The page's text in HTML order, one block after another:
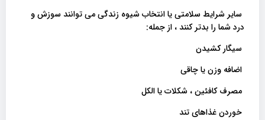
سایر شرایط سلامتی یا انتخاب شیوه زندگی می توانند سوزش و
درد شما را بدتر کنند ، از جمله:
سیگار کشیدن
اضافه وزن یا چاقی
مصرف کافئین ، شکلات یا الکل
خوردن غذاهای تند